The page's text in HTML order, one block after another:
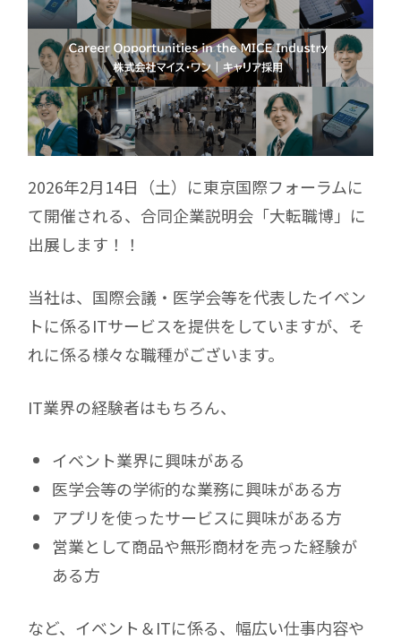
2026年2月14日（土）に東京国際フォーラムに
て開催される、合同企業説明会「大転職博」に
出展します！！
当社は、国際会議・医学会等を代表したイベン
トに係るITサービスを提供をしていますが、そ
れに係る様々な職種がございます。
IT業界の経験者はもちろん、
イベント業界に興味がある
医学会等の学術的な業務に興味がある方
アプリを使ったサービスに興味がある方
営業として商品や無形商材を売った経験が
ある方
など、イベント＆ITに係る、幅広い仕事内容や